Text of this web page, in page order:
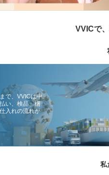
VVICで
で、VVICは中
い、検品、梱
入れの流れが
私